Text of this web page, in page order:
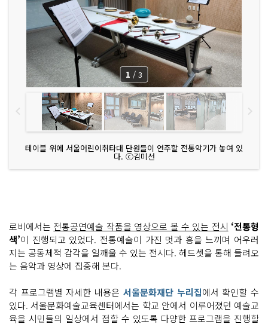
테이블 위에 서울어린이취타대 단원들이 연주할 전통악기가 놓여 있
다. ⓒ김미선
1 / 3
로비에서는 전통공연예술 작품을 영상으로 볼 수 있는 전시 ‘전통형
색’이 진행되고 있었다. 전통예술이 가진 멋과 흥을 느끼며 어우러
지는 공동체적 감각을 일깨울 수 있는 전시다. 헤드셋을 통해 들려오
는 음악과 영상에 집중해 본다.
각 프로그램별 자세한 내용은 서울문화재단 누리집에서 확인할 수
있다. 서울문화예술교육센터에서는 학교 안에서 이루어졌던 예술교
육을 시민들의 일상에서 접할 수 있도록 다양한 프로그램을 진행할